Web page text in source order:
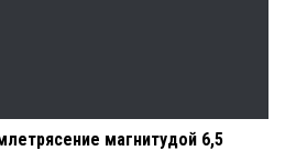
магнитудой 6,5